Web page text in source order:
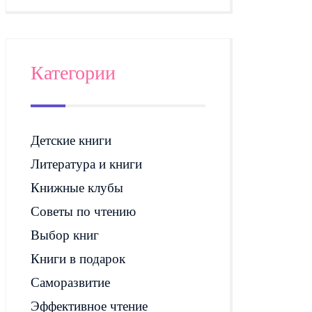
Категории
Детские книги
Литература и книги
Книжные клубы
Советы по чтению
Выбор книг
Книги в подарок
Саморазвитие
Эффективное чтение